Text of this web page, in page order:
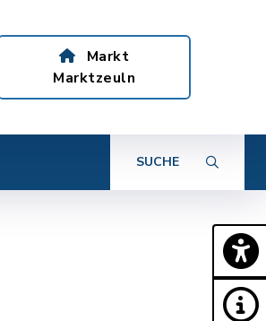
Markt
Marktzeuln
SUCHE